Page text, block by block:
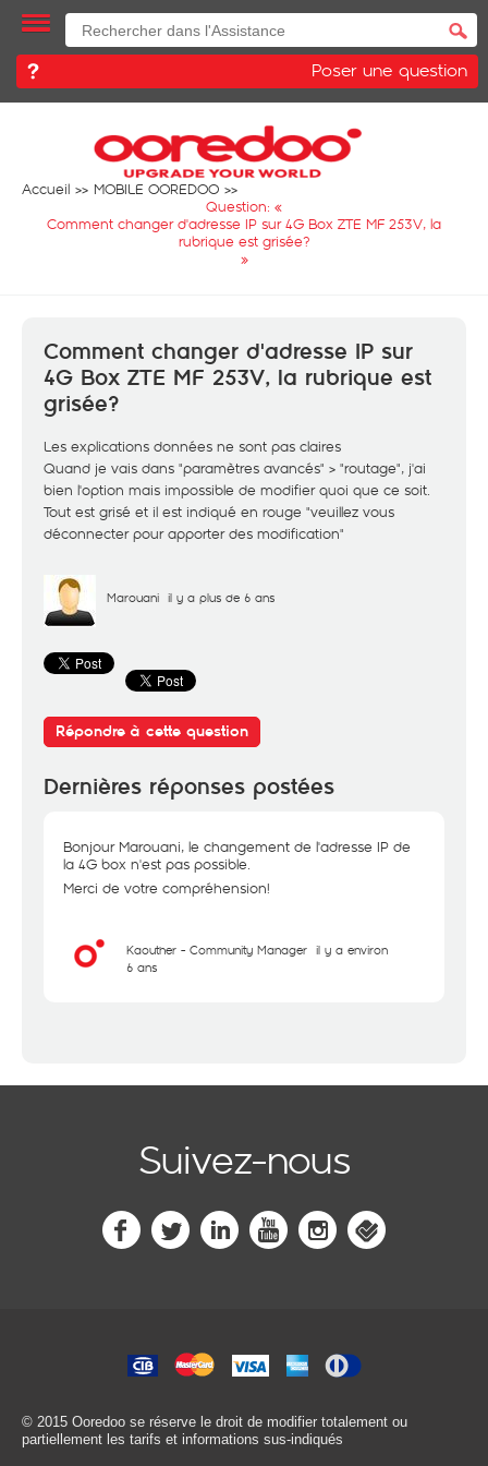
Poser une question
Accueil
MOBILE OOREDOO
Question: «
Comment changer d'adresse IP sur 4G Box ZTE MF 253V, la
rubrique est grisée?
»
Comment changer d'adresse IP sur
4G Box ZTE MF 253V, la rubrique est
grisée?
Les explications données ne sont pas claires
Quand je vais dans "paramètres avancés" > "routage", j'ai
bien l'option mais impossible de modifier quoi que ce soit.
Tout est grisé et il est indiqué en rouge "veuillez vous
déconnecter pour apporter des modification"
Marouani il y a plus de 6 ans
Répondre à cette question
Dernières réponses postées
Bonjour Marouani, le changement de l'adresse IP de
la 4G box n'est pas possible.
Merci de votre compréhension!
Kaouther - Community Manager il y a environ
6 ans
Suivez-nous
© 2015 Ooredoo se réserve le droit de modifier totalement ou
partiellement les tarifs et informations sus-indiqués